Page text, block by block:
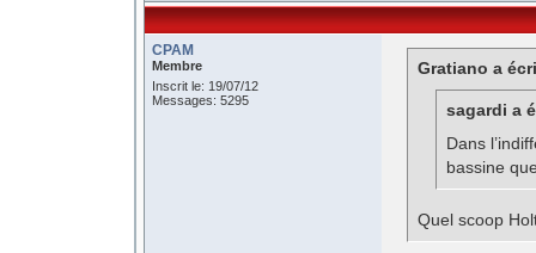
CPAM
Membre
Inscrit le: 19/07/12
Messages: 5295
Gratiano a
sagardi a
Dans
bassine
Quel scoop